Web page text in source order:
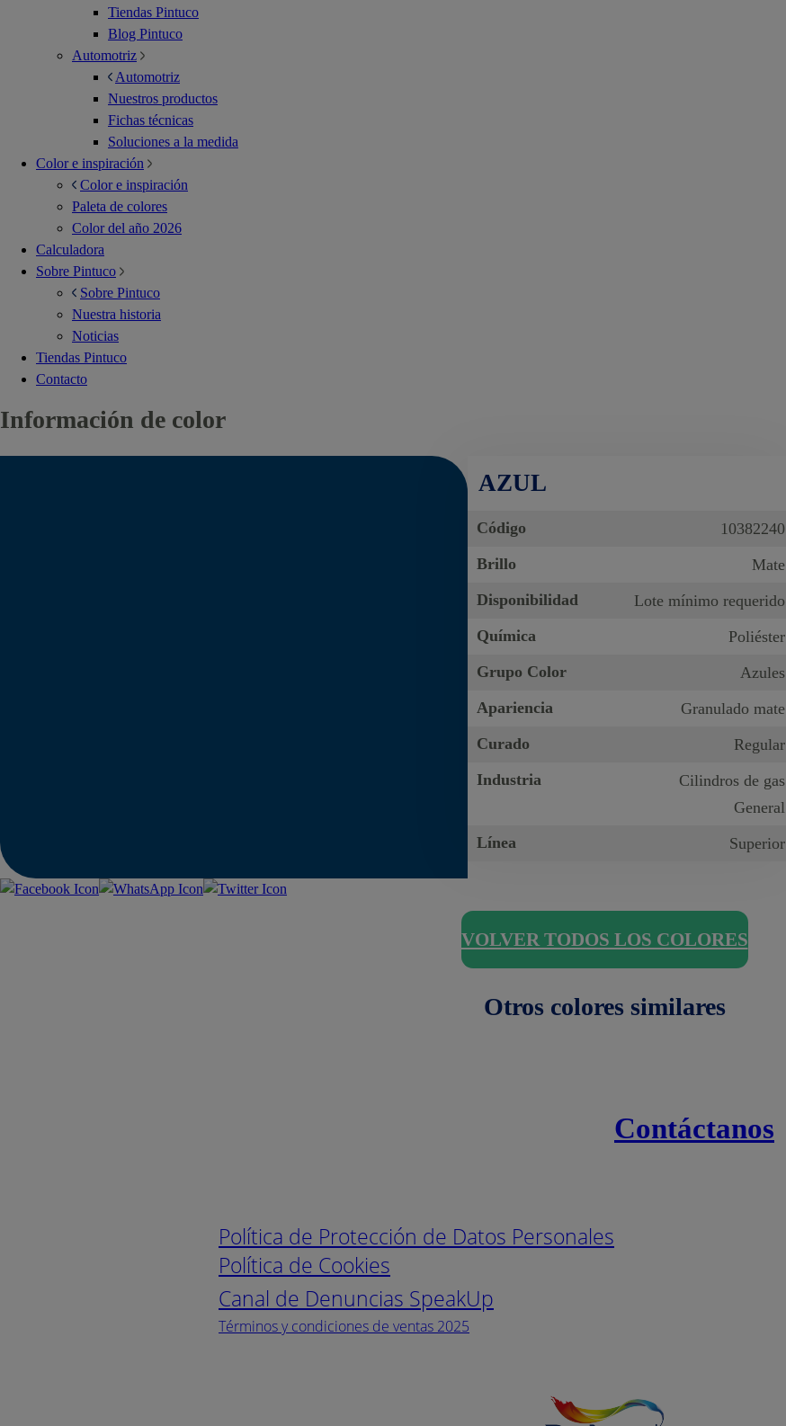
Tiendas Pintuco
Blog Pintuco
Automotriz
Automotriz
Nuestros productos
Fichas técnicas
Soluciones a la medida
Color e inspiración
Color e inspiración
Paleta de colores
Color del año 2026
Calculadora
Sobre Pintuco
Sobre Pintuco
Nuestra historia
Noticias
Tiendas Pintuco
Contacto
Información de color
AZUL
Código
10382240
Brillo
Mate
Disponibilidad
Lote mínimo requerido
Química
Poliéster
Grupo Color
Azules
Apariencia
Granulado mate
Curado
Regular
Industria
Cilindros de gas
General
Línea
Superior
VOLVER TODOS LOS COLORES
Otros colores similares
Política de Protección de Datos Personales
Política de Cookies
Canal de Denuncias SpeakUp
Términos y condiciones de ventas 2025
Contáctanos